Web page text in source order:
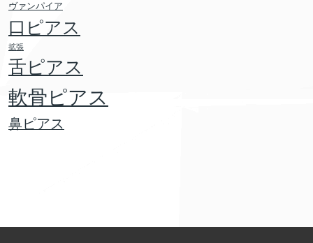
ヴァンパイア
口ピアス
拡張
舌ピアス
軟骨ピアス
鼻ピアス